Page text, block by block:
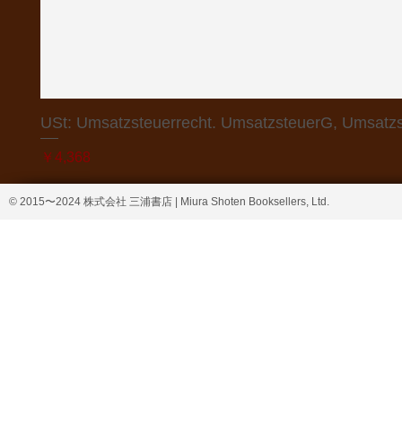
USt: Umsatzsteuerrecht. UmsatzsteuerG,
価格
￥4,368
© 2015〜2024 株式会社 三浦書店 | Miura Shoten Booksellers, Ltd.